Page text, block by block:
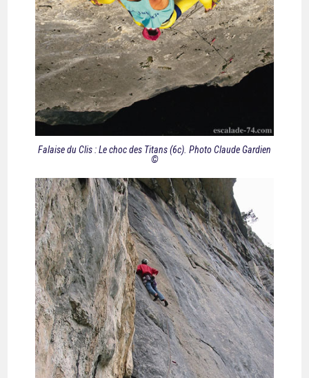
Falaise du Clis : Le choc des Titans (6c). Photo Claude Gardien
©